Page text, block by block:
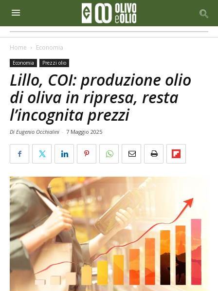
Home Economia
Economia Prezzi olio
Lillo, COI: produzione olio
di oliva in ripresa, resta
l’incognita prezzi
Di Eugenio Occhialini - 7 Maggio 2025